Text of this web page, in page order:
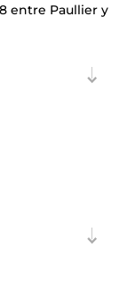
entre Paullier y